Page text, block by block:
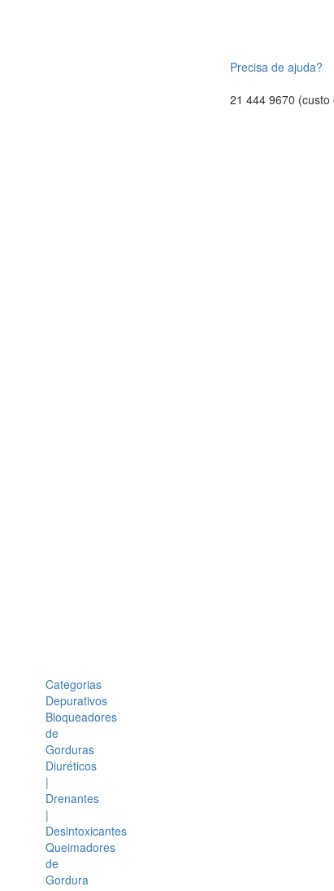
Precisa de ajuda?
21 444 9670
Categorias
Depurativos
Bloqueadores
de
Gorduras
Diuréticos
|
Drenantes
|
Desintoxicantes
Queimadores
de
Gordura